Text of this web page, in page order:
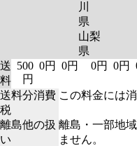
川
県
山梨
県
送
料
500
円
0円 0円 0円 0円
送料分消費
税
この料金には
離島他の扱
い
離島・一部地
ません。